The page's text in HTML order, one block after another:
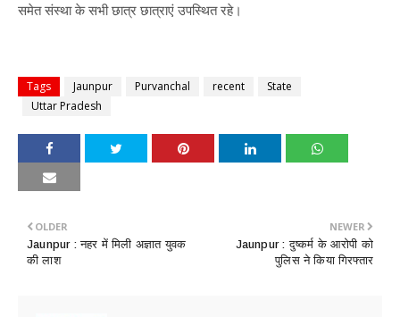
समेत संस्था के सभी छात्र छात्राएं उपस्थित रहे।
Tags Jaunpur Purvanchal recent
State
Uttar Pradesh
NEWER
Jaunpur : दुष्कर्म के आरोपी को
पुलिस ने किया गिरफ्तार
OLDER
Jaunpur : ​नहर में मिली अज्ञात युवक
की लाश